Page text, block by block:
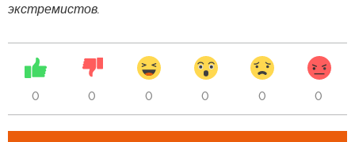
экстремистов.
0 0 0 0 0 0